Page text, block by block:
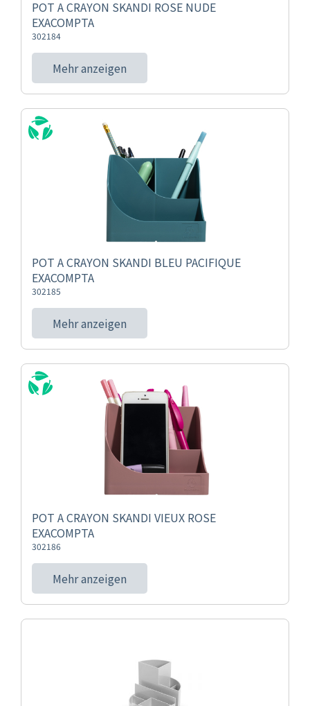
POT A CRAYON SKANDI ROSE NUDE
EXACOMPTA
302184
Mehr anzeigen
POT A CRAYON SKANDI BLEU PACIFIQUE
EXACOMPTA
302185
Mehr anzeigen
POT A CRAYON SKANDI VIEUX ROSE
EXACOMPTA
302186
Mehr anzeigen